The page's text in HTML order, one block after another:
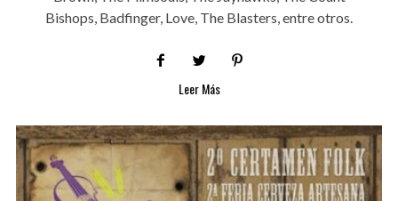
Bishops, Badfinger, Love, The Blasters, entre otros.
Leer Más